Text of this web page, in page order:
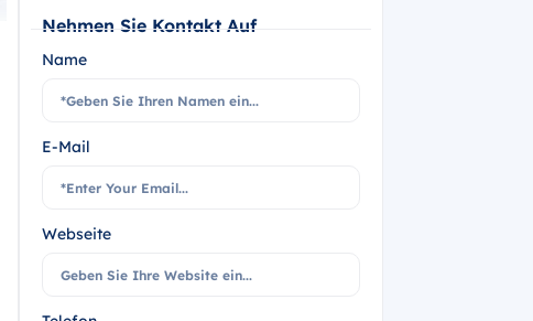
Nehmen Sie Kontakt Auf
Name
E-Mail
Webseite